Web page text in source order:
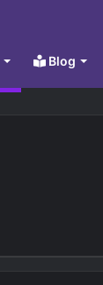
Blog